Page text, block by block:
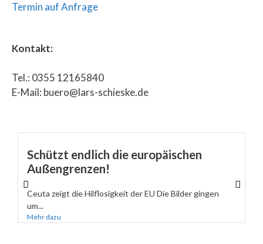
Termin auf Anfrage
Kontakt:
Tel.: 0355 12165840
E-Mail: buero@lars-schieske.de
Schützt endlich die europäischen
Außengrenzen!
Ceuta zeigt die Hilflosigkeit der EU Die Bilder gingen
um...
Mehr dazu